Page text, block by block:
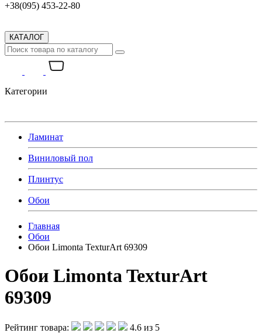
+38(095) 453-22-80
КАТАЛОГ
Категории
Ламинат
Виниловый пол
Плинтус
Обои
Главная
Обои
Обои Limonta TexturArt 69309
Обои Limonta TexturArt
69309
Рейтинг товара: 4.6 из 5